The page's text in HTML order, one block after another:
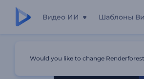
Видео ИИ Шаблоны
Would you like to change